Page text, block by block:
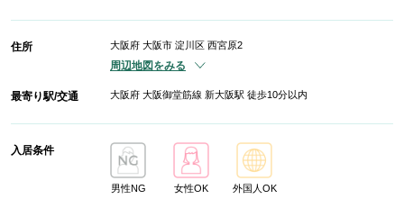
住所 大阪府 大阪市 淀川区 西宮原2
周辺地図をみる
最寄り駅/交通 大阪府 大阪御堂筋線 新大阪駅 徒歩10分以内
入居条件
男性NG 女性OK
外国人OK